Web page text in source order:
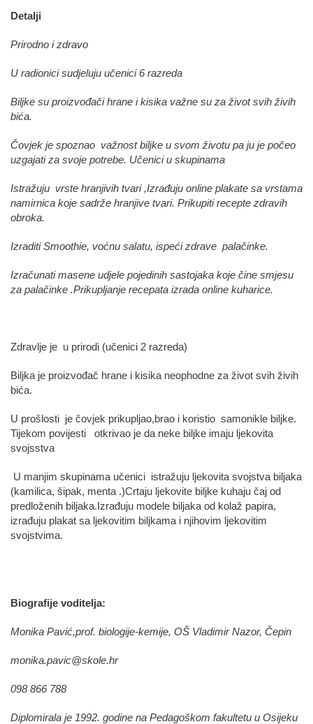
Detalji
Prirodno i zdravo
U radionici sudjeluju učenici 6 razreda
Biljke su proizvođači hrane i kisika važne su za život svih živih
bića.
Čovjek je spoznao važnost biljke u svom životu pa ju je počeo
uzgajati za svoje potrebe. Učenici u skupinama
Istražuju vrste hranjivih tvari ,Izrađuju online plakate sa vrstama
namirnica koje sadrže hranjive tvari. Prikupiti recepte zdravih
obroka.
Izraditi Smoothie, voćnu salatu, ispeći zdrave palačinke.
Izračunati masene udjele pojedinih sastojaka koje čine smjesu
za palačinke .Prikupljanje recepata izrada online kuharice.
Zdravlje je u prirodi (učenici 2 razreda)
Biljka je proizvođač hrane i kisika neophodne za život svih živih
bića.
U prošlosti je čovjek prikupljao,brao i koristio samonikle biljke.
Tijekom povijesti otkrivao je da neke biljke imaju ljekovita
svojsstva
U manjim skupinama učenici istražuju ljekovita svojstva biljaka
(kamilica, šipak, menta .)Crtaju ljekovite biljke kuhaju čaj od
predloženih biljaka.Izrađuju modele biljaka od kolaž papira,
izrađuju plakat sa ljekovitim biljkama i njihovim ljekovitim
svojstvima.
Biografije voditelja:
Monika Pavić,prof. biologije-kemije, OŠ Vladimir Nazor, Čepin
monika.pavic@skole.hr
098 866 788
Diplomirala je 1992. godine na Pedagoškom fakultetu u Osijeku